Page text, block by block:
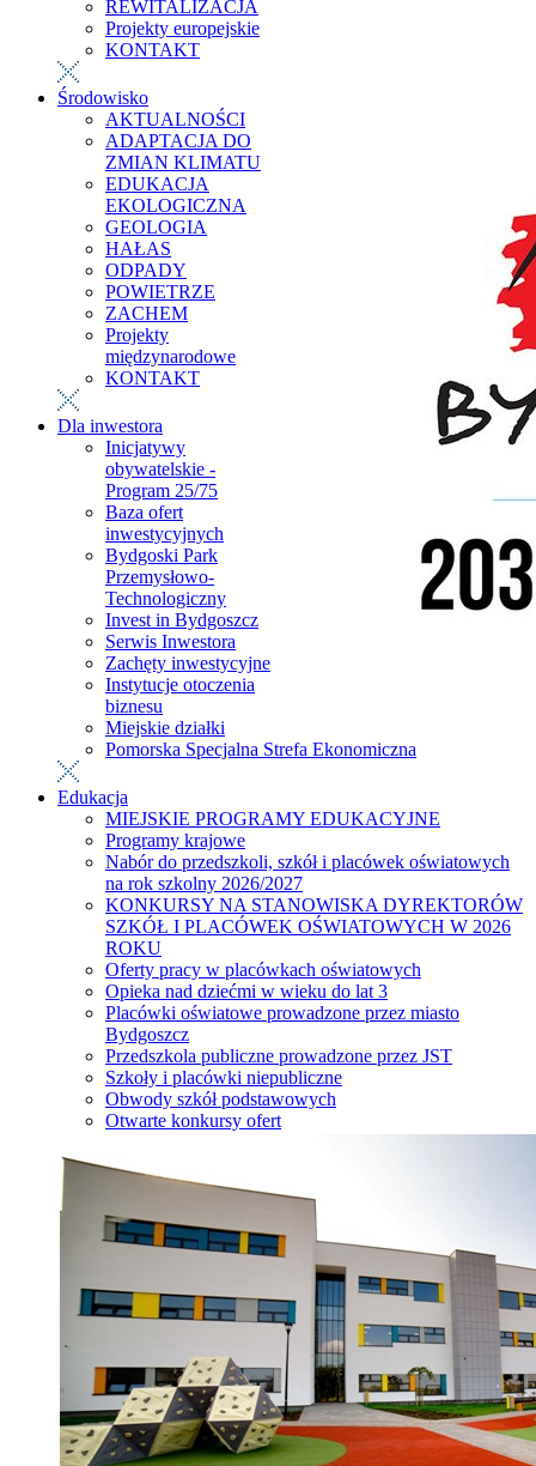
REWITALIZACJA
Projekty europejskie
KONTAKT
Środowisko
AKTUALNOŚCI
ADAPTACJA DO
ZMIAN KLIMATU
EDUKACJA
EKOLOGICZNA
GEOLOGIA
HAŁAS
ODPADY
POWIETRZE
ZACHEM
Projekty
międzynarodowe
KONTAKT
Dla inwestora
Inicjatywy
obywatelskie -
Program 25/75
Baza ofert
inwestycyjnych
Bydgoski Park
Przemysłowo-
Technologiczny
Invest in Bydgoszcz
Serwis Inwestora
Zachęty inwestycyjne
Instytucje otoczenia
biznesu
Miejskie działki
Pomorska Specjalna Strefa Ekonomiczna
Edukacja
MIEJSKIE PROGRAMY EDUKACYJNE
Programy krajowe
Nabór do przedszkoli, szkół i placówek oświatowych
na rok szkolny 2026/2027
KONKURSY NA STANOWISKA DYREKTORÓW
SZKÓŁ I PLACÓWEK OŚWIATOWYCH W 2026
ROKU
Oferty pracy w placówkach oświatowych
Opieka nad dziećmi w wieku do lat 3
Placówki oświatowe prowadzone przez miasto
Bydgoszcz
Przedszkola publiczne prowadzone przez JST
Szkoły i placówki niepubliczne
Obwody szkół podstawowych
Otwarte konkursy ofert